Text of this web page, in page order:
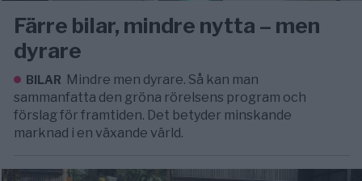
Färre bilar, mindre nytta – men
dyrare
BILAR Mindre men dyrare. Så kan man
sammanfatta den gröna rörelsens program och
förslag för framtiden. Det betyder minskande
marknad i en växande värld.